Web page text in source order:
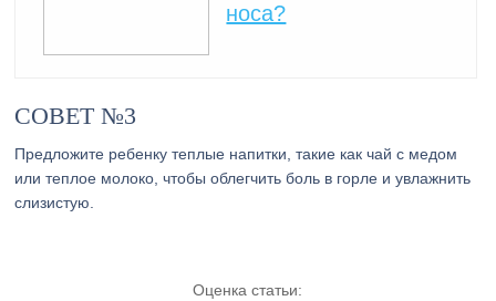
носа?
СОВЕТ №3
Предложите ребенку теплые напитки, такие как чай с медом
или теплое молоко, чтобы облегчить боль в горле и увлажнить
слизистую.
Оценка статьи: